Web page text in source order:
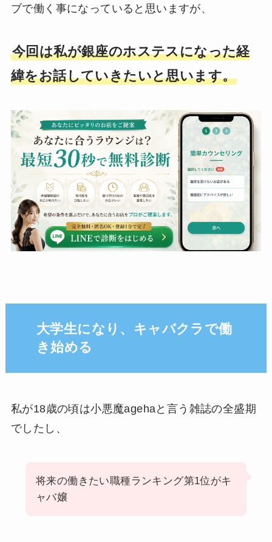
ブで働く事になっていると思いますが、
今回は私が銀座のホステスになった経
緯をお話していきたいと思います。
大学生になり、キャバクラで働
き始める
私が18歳の頃は小悪魔agehaと言う雑誌の全盛期
でしたし、
将来の働きたい職種ランキング第1位がキ
ャバ嬢